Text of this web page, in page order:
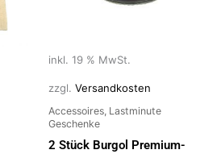
inkl. 19 % MwSt.
zzgl. Versandkosten
Accessoires, Lastminute
Geschenke
2 Stück Burgol Premium-